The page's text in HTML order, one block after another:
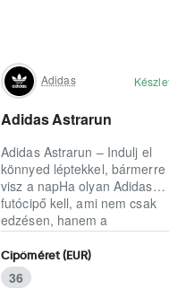
Adidas
Adidas Astrarun
Adidas Astrarun – Indulj el
könnyed léptekkel, bármerre
visz a napHa olyan Adidas
futócipő kell, ami nem csak
edzésen, hanem a
hétköznapokban is kénye..
Cipőméret (EUR)
36